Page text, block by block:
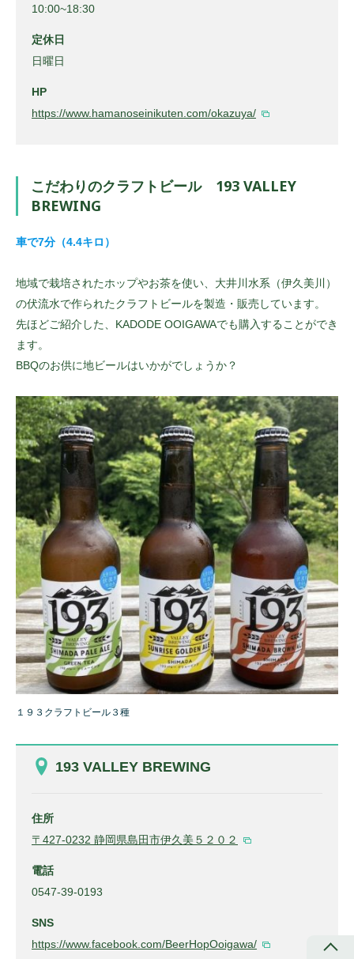
10:00~18:30
定休日
日曜日
HP
https://www.hamanoseinikuten.com/okazuya/
こだわりのクラフトビール 193 VALLEY
BREWING
車で7分（4.4キロ）
地域で栽培されたホップやお茶を使い、大井川水系（伊久美川）
の伏流水で作られたクラフトビールを製造・販売しています。
先ほどご紹介した、KADODE OOIGAWAでも購入することができ
ます。
BBQのお供に地ビールはいかがでしょうか？
１９３クラフトビール３種
193 VALLEY BREWING
住所
〒427-0232 静岡県島田市伊久美５２０２
電話
0547-39-0193
SNS
https://www.facebook.com/BeerHopOoigawa/